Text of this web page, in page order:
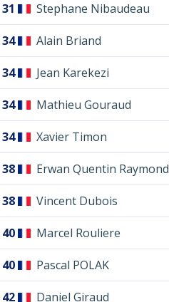
31 Stephane Nibaudeau
34 Alain Briand
34 Jean Karekezi
34 Mathieu Gouraud
34 Xavier Timon
38 Erwan Quentin Raymond
38 Vincent Dubois
40 Marcel Rouliere
40 Pascal POLAK
42 Daniel Giraud